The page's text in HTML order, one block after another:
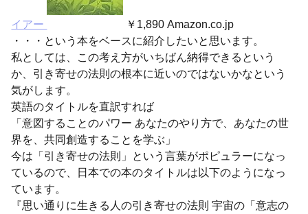
イアー
￥1,890 Amazon.co.jp
・・・という本をベースに紹介したいと思います。
私としては、この考え方がいちばん納得できるという
か、引き寄せの法則の根本に近いのではないかなという
気がします。
英語のタイトルを直訳すれば
「意図することのパワー あなたのやり方で、あなたの世
界を、共同創造することを学ぶ」
今は「引き寄せの法則」という言葉がポピュラーになっ
ているので、日本での本のタイトルは以下のようになっ
ています。
『思い通りに生きる人の引き寄せの法則 宇宙の「意志の